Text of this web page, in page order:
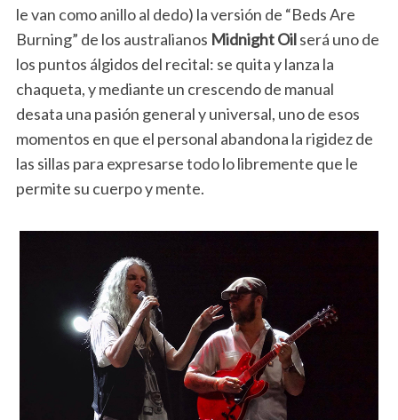
le van como anillo al dedo) la versión de “Beds Are
Burning” de los australianos Midnight Oilserá uno de
los puntos álgidos del recital: se quita y lanza la
chaqueta, y mediante un crescendo de manual
desata una pasión general y universal, uno de esos
momentos en que el personal abandona la rigidez de
las sillas para expresarse todo lo libremente que le
permite su cuerpo y mente.